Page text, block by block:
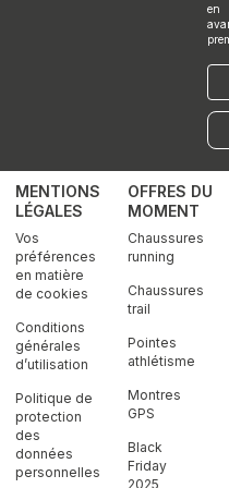
en
MENTIONS
LÉGALES
Vos
préférences
en matière
de cookies
Conditions
générales
d’utilisation
Politique de
protection
des
données
personnelles
OFFRES DU
MOMENT
Chaussures
running
Chaussures
trail
Pointes
athlétisme
Montres
GPS
Black
Friday
2025